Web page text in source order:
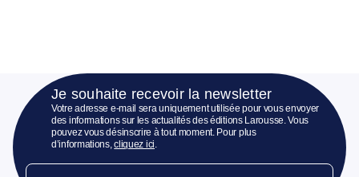
Je souhaite recevoir la newsletter
Votre adresse e-mail sera uniquement utilisée pour vous envoyer
des informations sur les actualités des éditions Larousse. Vous
pouvez vous désinscrire à tout moment. Pour plus
d’informations,cliquez ici